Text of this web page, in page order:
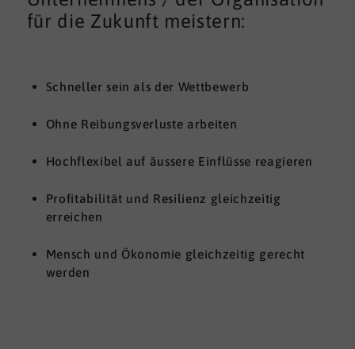
für die Zukunft meistern:
Schneller sein als der Wettbewerb
Ohne Reibungsverluste arbeiten
Hochflexibel auf äussere Einflüsse reagieren
Profitabilität und Resilienz gleichzeitig
erreichen
Mensch und Ökonomie gleichzeitig gerecht
werden